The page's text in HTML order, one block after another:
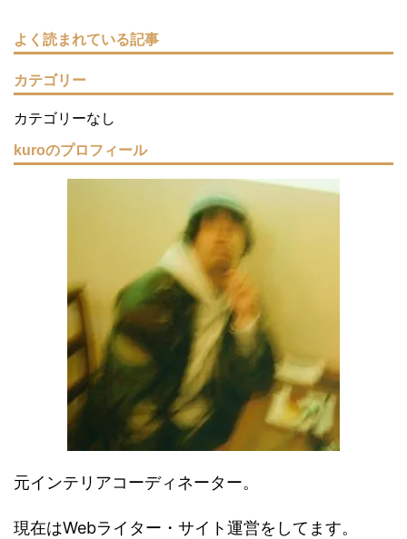
よく読まれている記事
カテゴリー
カテゴリーなし
kuroのプロフィール
元インテリアコーディネーター。
現在はWebライター・サイト運営をしてます。